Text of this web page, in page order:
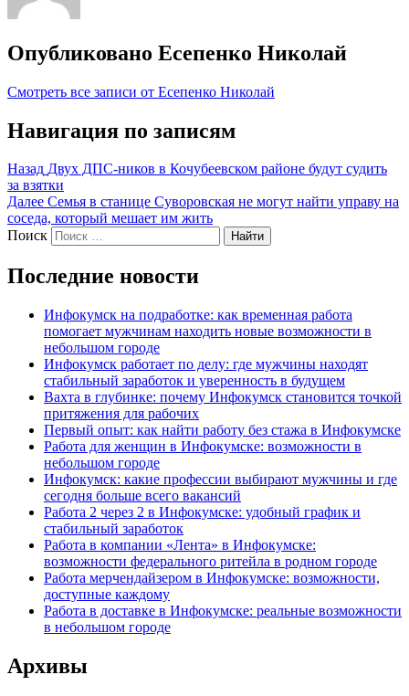
Опубликовано Есепенко Николай
Смотреть все записи от Есепенко Николай
Навигация по записям
Назад Двух ДПС-ников в Кочубеевском районе будут судить
за взятки
Далее Семья в станице Суворовская не могут найти управу на
соседа, который мешает им жить
Поиск
Найти
Последние новости
Инфокумск на подработке: как временная работа
помогает мужчинам находить новые возможности в
небольшом городе
Инфокумск работает по делу: где мужчины находят
стабильный заработок и уверенность в будущем
Вахта в глубинке: почему Инфокумск становится точкой
притяжения для рабочих
Первый опыт: как найти работу без стажа в Инфокумске
Работа для женщин в Инфокумске: возможности в
небольшом городе
Инфокумск: какие профессии выбирают мужчины и где
сегодня больше всего вакансий
Работа 2 через 2 в Инфокумске: удобный график и
стабильный заработок
Работа в компании «Лента» в Инфокумске:
возможности федерального ритейла в родном городе
Работа мерчендайзером в Инфокумске: возможности,
доступные каждому
Работа в доставке в Инфокумске: реальные возможности
в небольшом городе
Архивы